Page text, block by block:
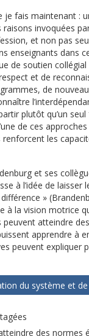
fais maintenant :
invoquées
et non pas
enseignants
de soutien
et de
de
plutôt qu’un
de ces
les
et ses
à l’idée de
»
la vision motrice
atteindre
apprendre à
peuvent
du système et de
des normes